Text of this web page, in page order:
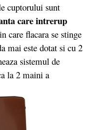
cuptorului sunt
care intrerup
care flacara se stinge
mai este dotat si cu 2
sistemul de
la 2 maini a